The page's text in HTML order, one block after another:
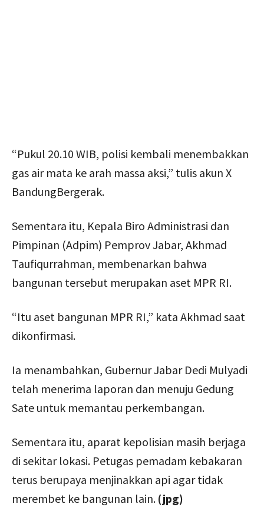
“Pukul 20.10 WIB, polisi kembali menembakkan
gas air mata ke arah massa aksi,” tulis akun X
BandungBergerak.
Sementara itu, Kepala Biro Administrasi dan
Pimpinan (Adpim) Pemprov Jabar, Akhmad
Taufiqurrahman, membenarkan bahwa
bangunan tersebut merupakan aset MPR RI.
“Itu aset bangunan MPR RI,” kata Akhmad saat
dikonfirmasi.
Ia menambahkan, Gubernur Jabar Dedi Mulyadi
telah menerima laporan dan menuju Gedung
Sate untuk memantau perkembangan.
Sementara itu, aparat kepolisian masih berjaga
di sekitar lokasi. Petugas pemadam kebakaran
terus berupaya menjinakkan api agar tidak
merembet ke bangunan lain. (jpg)